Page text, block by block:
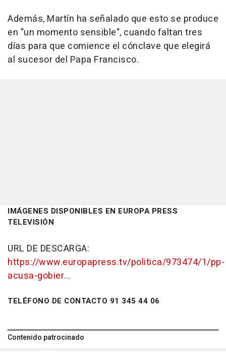
Además, Martín ha señalado que esto se produce
en "un momento sensible", cuando faltan tres
días para que comience el cónclave que elegirá
al sucesor del Papa Francisco.
IMÁGENES DISPONIBLES EN EUROPA PRESS
TELEVISIÓN
URL DE DESCARGA:
https://www.europapress.tv/politica/973474/1/pp-
acusa-gobier...
TELÉFONO DE CONTACTO 91 345 44 06
Contenido patrocinado